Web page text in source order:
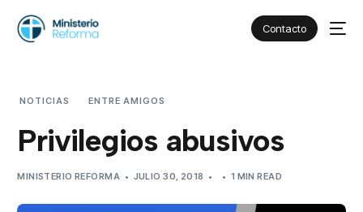
Contacto
NOTICIAS ENTRE AMIGOS
Privilegios abusivos
MINISTERIO REFORMA JULIO 30, 2018 1 MIN READ